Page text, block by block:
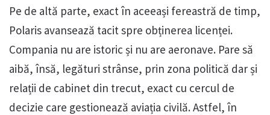
Pe de altă parte, exact în aceeași fereastră de timp,
Polaris avansează tacit spre obținerea licenței.
Compania nu are istoric și nu are aeronave. Pare să
aibă, însă, legături strânse, prin zona politică dar și
relații de cabinet din trecut, exact cu cercul de
decizie care gestionează aviația civilă. Astfel, în